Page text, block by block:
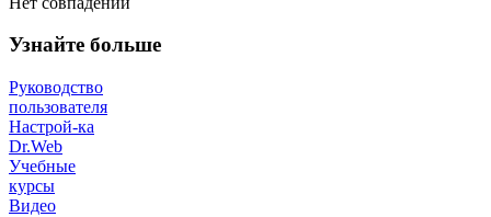
Узнайте больше
Руководство
пользователя
Настрой-ка
Dr.Web
Учебные
курсы
Видео